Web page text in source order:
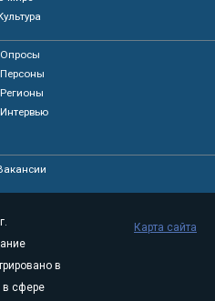
Опросы
Персоны
Регионы
Интервью
в
в сфере
Карта сайта